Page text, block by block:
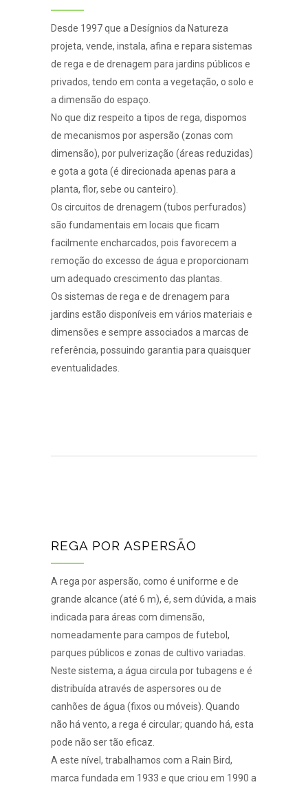
Desde 1997 que a Desígnios da Natureza
projeta, vende, instala, afina e repara sistemas
de rega e de drenagem para jardins públicos e
privados, tendo em conta a vegetação, o solo e
a dimensão do espaço.
No que diz respeito a tipos de rega, dispomos
de mecanismos por aspersão (zonas com
dimensão), por pulverização (áreas reduzidas)
e gota a gota (é direcionada apenas para a
planta, flor, sebe ou canteiro).
Os circuitos de drenagem (tubos perfurados)
são fundamentais em locais que ficam
facilmente encharcados, pois favorecem a
remoção do excesso de água e proporcionam
um adequado crescimento das plantas.
Os sistemas de rega e de drenagem para
jardins estão disponíveis em vários materiais e
dimensões e sempre associados a marcas de
referência, possuindo garantia para quaisquer
eventualidades.
REGA POR ASPERSÃO
A rega por aspersão, como é uniforme e de
grande alcance (até 6 m), é, sem dúvida, a mais
indicada para áreas com dimensão,
nomeadamente para campos de futebol,
parques públicos e zonas de cultivo variadas.
Neste sistema, a água circula por tubagens e é
distribuída através de aspersores ou de
canhões de água (fixos ou móveis). Quando
não há vento, a rega é circular; quando há, esta
pode não ser tão eficaz.
A este nível, trabalhamos com a Rain Bird,
marca fundada em 1933 e que criou em 1990 a